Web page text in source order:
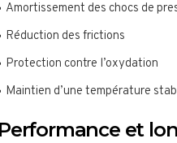
Amortissement des chocs de
Réduction des frictions
Protection contre l’oxydation
Maintien d’une température
Performance et